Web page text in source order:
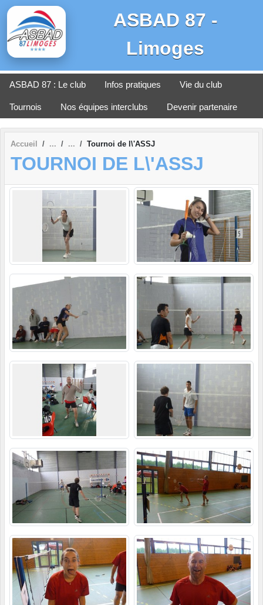
ASBAD 87 -
Limoges
ASBAD 87 : Le club Infos pratiques Vie du club
Tournois Nos équipes interclubs Devenir partenaire
Accueil Tournoi de l\'ASSJ
TOURNOI DE L\'ASSJ
Panneau de gestion des cookies